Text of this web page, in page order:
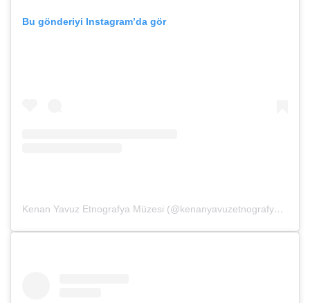
Bu gönderiyi Instagram’da gör
Kenan Yavuz Etnografya Müzesi (@kenanyavuzetnografya)’in paylaştığı bir gönderi